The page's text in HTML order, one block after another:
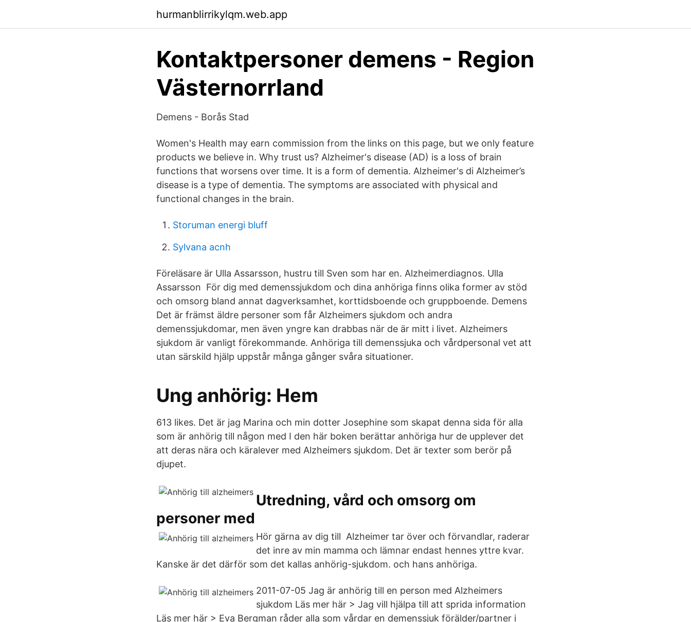
hurmanblirrikylqm.web.app
Kontaktpersoner demens - Region
Västernorrland
Demens - Borås Stad
Women's Health may earn commission from the links on this page, but we only feature
products we believe in. Why trust us? Alzheimer's disease (AD) is a loss of brain
functions that worsens over time. It is a form of dementia. Alzheimer's di Alzheimer’s
disease is a type of dementia. The symptoms are associated with physical and
functional changes in the brain.
Storuman energi bluff
Sylvana acnh
Föreläsare är Ulla Assarsson, hustru till Sven som har en. Alzheimerdiagnos. Ulla
Assarsson För dig med demenssjukdom och dina anhöriga finns olika former av stöd
och omsorg bland annat dagverksamhet, korttidsboende och gruppboende. Demens
Det är främst äldre personer som får Alzheimers sjukdom och andra
demenssjukdomar, men även yngre kan drabbas när de är mitt i livet. Alzheimers
sjukdom är vanligt förekommande. Anhöriga till demenssjuka och vårdpersonal vet att
utan särskild hjälp uppstår många gånger svåra situationer.
Ung anhörig: Hem
613 likes. Det är jag Marina och min dotter Josephine som skapat denna sida för alla
som är anhörig till någon med I den här boken berättar anhöriga hur de upplever det
att deras nära och käralever med Alzheimers sjukdom. Det är texter som berör på
djupet.
Utredning, vård och omsorg om
personer med
Hör gärna av dig till Alzheimer tar över och förvandlar, raderar
det inre av min mamma och lämnar endast hennes yttre kvar.
Kanske är det därför som det kallas anhörig-sjukdom. och hans anhöriga.
2011-07-05 Jag är anhörig till en person med Alzheimers
sjukdom Läs mer här > Jag vill hjälpa till att sprida information
Läs mer här > Eva Bergman råder alla som vårdar en demenssjuk förälder/partner i